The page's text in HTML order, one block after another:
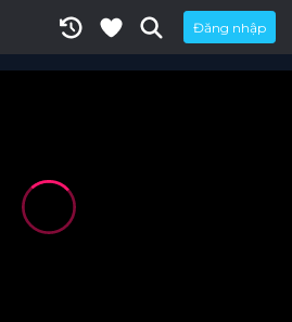
Đăng nhập